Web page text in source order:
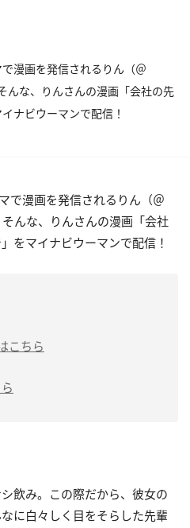
漫画を発信されるりん（＠
な、りんさんの漫画「会社の先
ナビウーマンで配信！
で漫画を発信されるりん（＠
んな、りんさんの漫画「会社
をマイナビウーマンで配信！
こちら
飲み。この際だから、彼女の
に白々しく目をそらした先輩